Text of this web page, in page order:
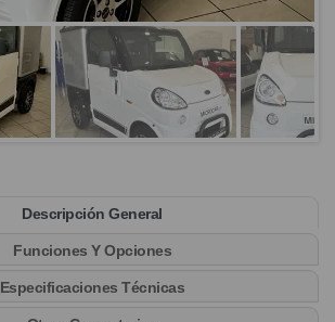
Descripción General
Funciones Y Opciones
Especificaciones Técnicas